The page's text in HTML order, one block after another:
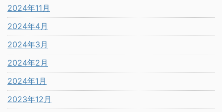
2024年11月
2024年4月
2024年3月
2024年2月
2024年1月
2023年12月